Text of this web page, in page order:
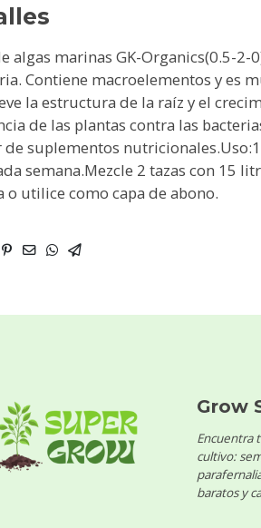
algas marinas GK-Organics(0.5-
Contiene macroelementos y es
la estructura de la raíz y el
de las plantas contra las
suplementos
semana.Mezcle 2 tazas con 15
o utilice como capa de abono.
Grow
Encuentra
cultivo:
baratos y